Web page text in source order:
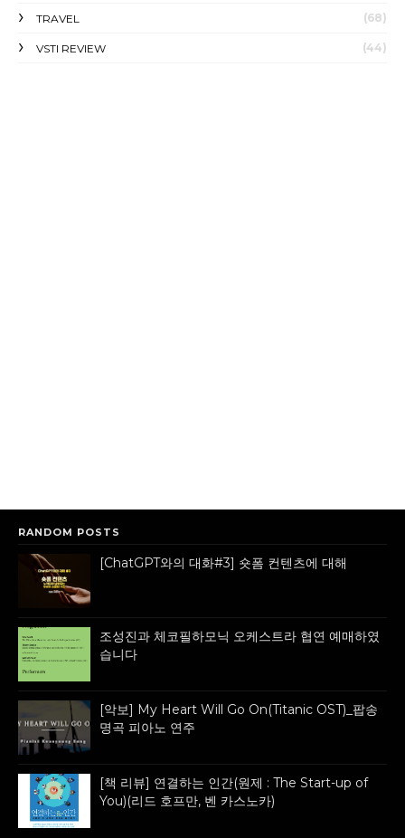
TRAVEL (68)
VSTI REVIEW (44)
RANDOM POSTS
[ChatGPT와의 대화#3] 숏폼 컨텐츠에 대해
조성진과 체코필하모닉 오케스트라 협연 예매하였
습니다
[악보] My Heart Will Go On(Titanic OST)_팝송
명곡 피아노 연주
[책 리뷰] 연결하는 인간(원제 : The Start-up of
You)(리드 호프만, 벤 카스노카)